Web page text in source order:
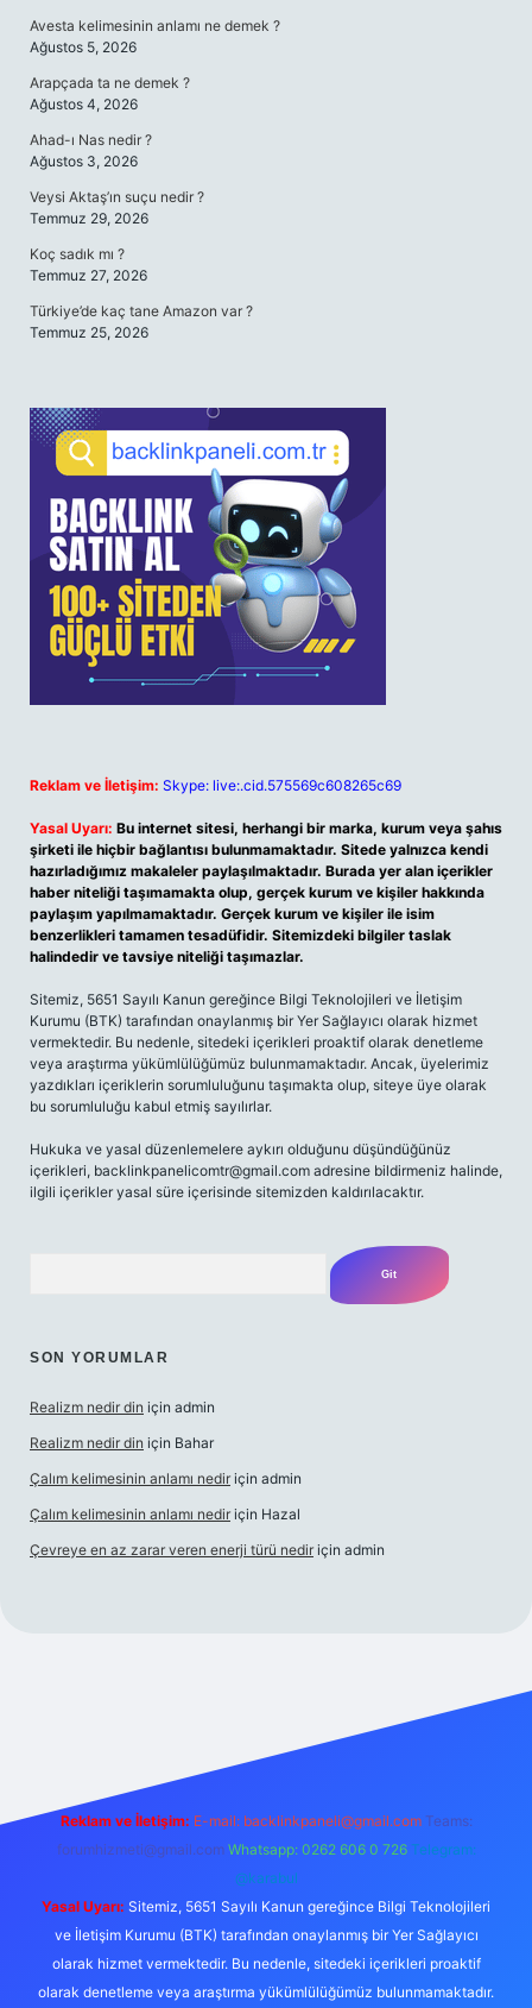
Avesta kelimesinin anlamı ne demek ?
Ağustos 5, 2026
Arapçada ta ne demek ?
Ağustos 4, 2026
Ahad-ı Nas nedir ?
Ağustos 3, 2026
Veysi Aktaş’ın suçu nedir ?
Temmuz 29, 2026
Koç sadık mı ?
Temmuz 27, 2026
Türkiye’de kaç tane Amazon var ?
Temmuz 25, 2026
Reklam ve İletişim: Skype: live:.cid.575569c608265c69
Yasal Uyarı: Bu internet sitesi, herhangi bir marka, kurum veya şahıs
şirketi ile hiçbir bağlantısı bulunmamaktadır. Sitede yalnızca kendi
hazırladığımız makaleler paylaşılmaktadır. Burada yer alan içerikler
haber niteliği taşımamakta olup, gerçek kurum ve kişiler hakkında
paylaşım yapılmamaktadır. Gerçek kurum ve kişiler ile isim
benzerlikleri tamamen tesadüfidir. Sitemizdeki bilgiler taslak
halindedir ve tavsiye niteliği taşımazlar.
Sitemiz, 5651 Sayılı Kanun gereğince Bilgi Teknolojileri ve İletişim
Kurumu (BTK) tarafından onaylanmış bir Yer Sağlayıcı olarak hizmet
vermektedir. Bu nedenle, sitedeki içerikleri proaktif olarak denetleme
veya araştırma yükümlülüğümüz bulunmamaktadır. Ancak, üyelerimiz
yazdıkları içeriklerin sorumluluğunu taşımakta olup, siteye üye olarak
bu sorumluluğu kabul etmiş sayılırlar.
Hukuka ve yasal düzenlemelere aykırı olduğunu düşündüğünüz
içerikleri, backlinkpanelicomtr@gmail.com adresine bildirmeniz halinde,
ilgili içerikler yasal süre içerisinde sitemizden kaldırılacaktır.
SON YORUMLAR
Realizm nedir din için admin
Realizm nedir din için Bahar
Çalım kelimesinin anlamı nedir için admin
Çalım kelimesinin anlamı nedir için Hazal
Çevreye en az zarar veren enerji türü nedir için admin
Reklam ve İletişim: E-mail: backlinkpaneli@gmail.com Teams:
forumhizmeti@gmail.com Whatsapp: 0262 606 0 726 Telegram:
@karabul
Yasal Uyarı: Sitemiz, 5651 Sayılı Kanun gereğince Bilgi Teknolojileri
ve İletişim Kurumu (BTK) tarafından onaylanmış bir Yer Sağlayıcı
olarak hizmet vermektedir. Bu nedenle, sitedeki içerikleri proaktif
olarak denetleme veya araştırma yükümlülüğümüz bulunmamaktadır.